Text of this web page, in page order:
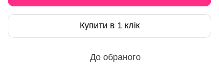
Купити в 1 клік
До обраного